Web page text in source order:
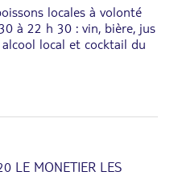
locales à volonté
à 22 h 30 : vin, bière, jus
local et cocktail du
LE MONETIER LES